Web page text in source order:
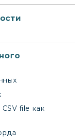
file как